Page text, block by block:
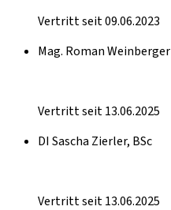
Vertritt seit 09.06.2023
Mag. Roman Weinberger
Vertritt seit 13.06.2025
DI Sascha Zierler, BSc
Vertritt seit 13.06.2025